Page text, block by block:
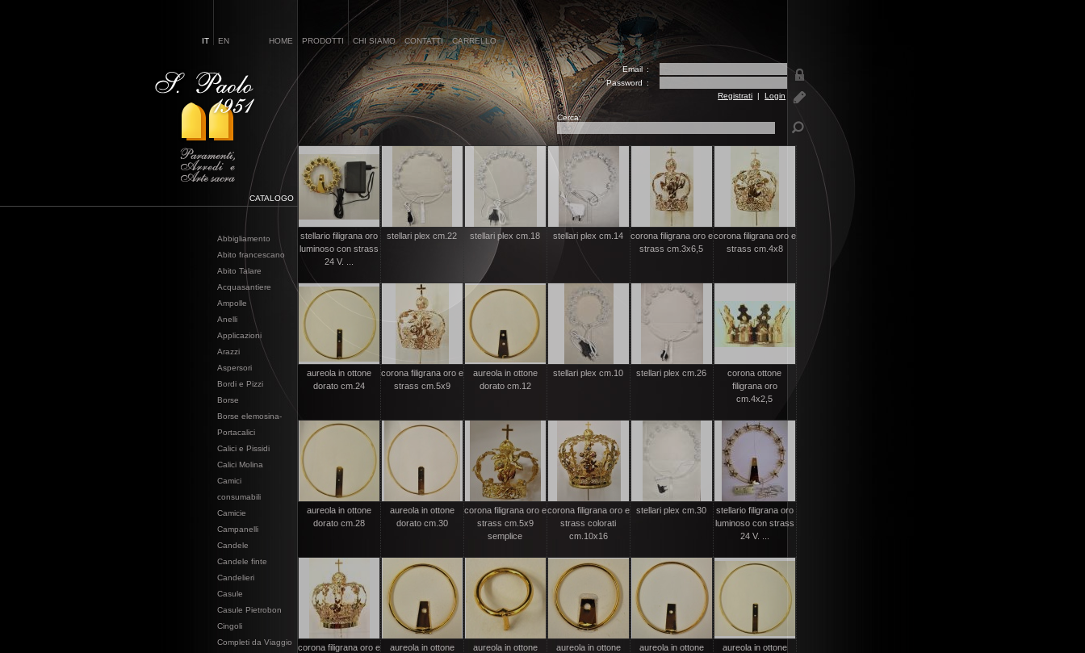
IT EN HOME PRODOTTI CHI SIAMO CONTATTI CARRELLO
Email :
Password :
Registrati |Login
Cerca:
CATALOGO
Abbigliamento
Abito francescano
Abito Talare
Acquasantiere
Ampolle
Anelli
Applicazioni
Arazzi
Aspersori
Bordi e Pizzi
Borse
Borse elemosina-
Portacalici
Calici e Pissidi
Calici Molina
Camici
consumabili
Camicie
Campanelli
Candele
Candele finte
Candelieri
Casule
Casule Pietrobon
Cingoli
Completi da Viaggio
stellario filigrana oro
luminoso con strass
24 V. ...
stellari plex cm.22 stellari plex cm.18 stellari plex cm.14
corona filigrana oro e
strass cm.3x6,5
corona filigrana oro e
strass cm.4x8
aureola in ottone
dorato cm.24
corona filigrana oro e
strass cm.5x9
aureola in ottone
dorato cm.12
stellari plex cm.10 stellari plex cm.26
corona ottone
filigrana oro
cm.4x2,5
aureola in ottone
dorato cm.28
aureola in ottone
dorato cm.30
corona filigrana oro e
strass cm.5x9
semplice
corona filigrana oro e
strass colorati
cm.10x16
stellari plex cm.30
stellario filigrana oro
luminoso con strass
24 V. ...
corona filigrana oro e
aureola in ottone
aureola in ottone
aureola in ottone
aureola in ottone
aureola in ottone